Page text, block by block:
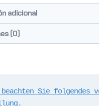
adicional
(0)
Sie folgendes